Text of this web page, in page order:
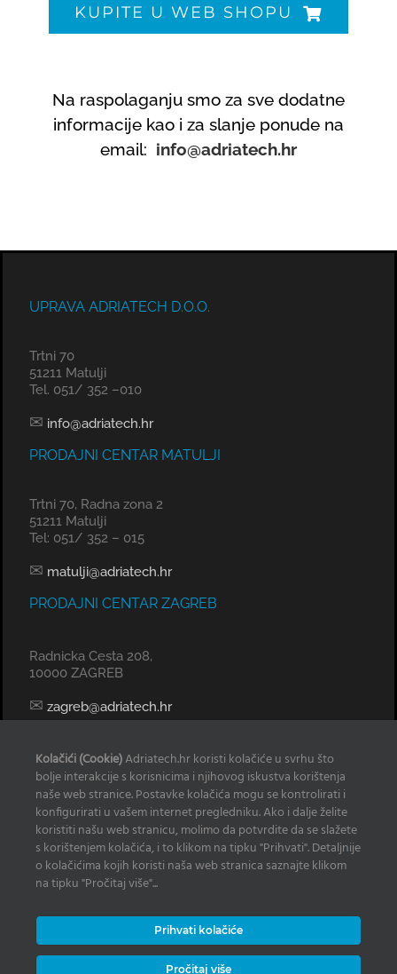
KUPITE U WEB SHOPU
Na raspolaganju smo za sve dodatne
informacije kao i za slanje ponude na
email: info@adriatech.hr
UPRAVA ADRIATECH D.O.O.
Trtni 70
51211 Matulji
Tel. 051/ 352 –010
✉ info@adriatech.hr
PRODAJNI CENTAR MATULJI
Trtni 70, Radna zona 2
51211 Matulji
Tel: 051/ 352 – 015
✉ matulji@adriatech.hr
PRODAJNI CENTAR ZAGREB
Radnicka Cesta 208,
10000 ZAGREB
✉ zagreb@adriatech.hr
Tel: 098 329 239
✉ radan@adriatech.hr
INFO
Zaštita osobnih podatakaČesto postavljana pitanja
Kolačići (Cookie)Adriatech.hr koristi kolačiće u svrhu što
bolje interakcije s korisnicima i njihovog iskustva korištenja
naše web stranice. Postavke kolačića mogu se kontrolirati i
konfigurirati u vašem internet pregledniku. Ako i dalje želite
koristiti našu web stranicu, molimo da potvrdite da se slažete
s korištenjem kolačića, i to klikom na tipku "Prihvati". Detaljnije
o kolačićima kojih koristi naša web stranica saznajte klikom
na tipku "Pročitaj više"...
Prihvati kolačiće
Pročitaj više